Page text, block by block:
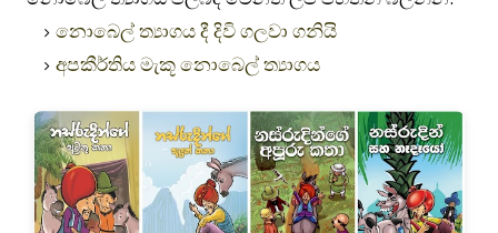
නොබෙල් ත්‍යාගය දී දිවි ගලවා ගනියි
අපකීර්තිය මැකූ නොබෙල් ත්‍යාගය